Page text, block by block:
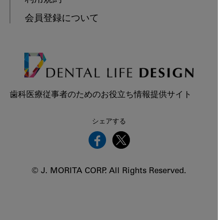
会員登録について
歯科医療従事者のためのお役立ち情報提供サイト
シェアする
© J. MORITA CORP. All Rights Reserved.